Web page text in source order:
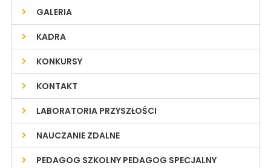
GALERIA
KADRA
KONKURSY
KONTAKT
LABORATORIA PRZYSZŁOŚCI
NAUCZANIE ZDALNE
PEDAGOG SZKOLNY PEDAGOG SPECJALNY